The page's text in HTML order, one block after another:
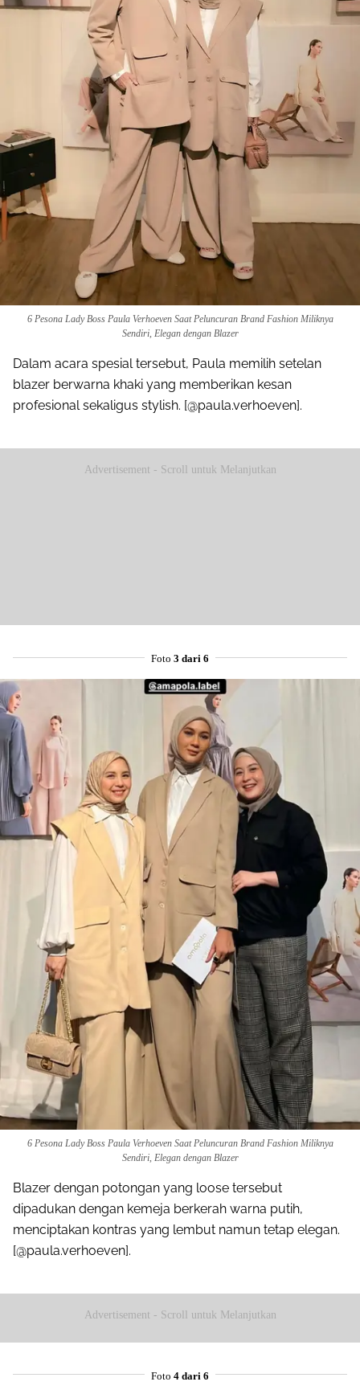
6 Pesona Lady Boss Paula Verhoeven Saat Peluncuran Brand Fashion Miliknya
Sendiri, Elegan dengan Blazer
Dalam acara spesial tersebut, Paula memilih setelan
blazer berwarna khaki yang memberikan kesan
profesional sekaligus stylish. [@paula.verhoeven].
Advertisement - Scroll untuk Melanjutkan
Foto 3 dari 6
6 Pesona Lady Boss Paula Verhoeven Saat Peluncuran Brand Fashion Miliknya
Sendiri, Elegan dengan Blazer
Blazer dengan potongan yang loose tersebut
dipadukan dengan kemeja berkerah warna putih,
menciptakan kontras yang lembut namun tetap elegan.
[@paula.verhoeven].
Advertisement - Scroll untuk Melanjutkan
Foto 4 dari 6